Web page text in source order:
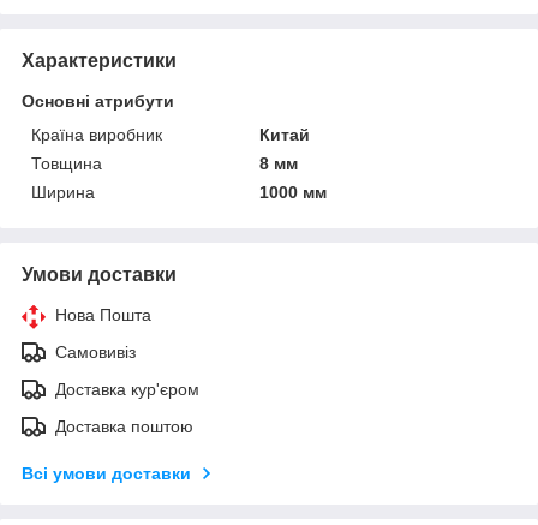
Характеристики
Основні атрибути
Країна виробник
Китай
Товщина
8 мм
Ширина
1000 мм
Умови доставки
Нова Пошта
Самовивіз
Доставка кур'єром
Доставка поштою
Всі умови доставки